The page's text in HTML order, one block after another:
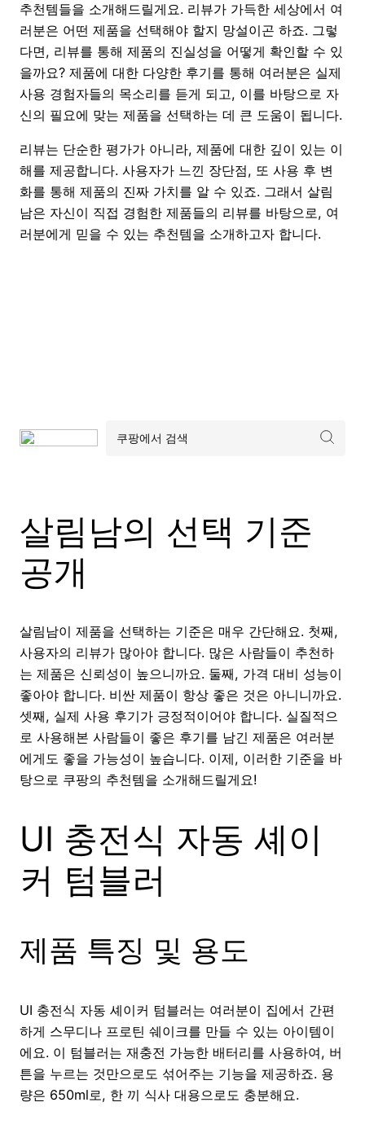
추천템들을 소개해드릴게요. 리뷰가 가득한 세상에서 여
러분은 어떤 제품을 선택해야 할지 망설이곤 하죠. 그렇
다면, 리뷰를 통해 제품의 진실성을 어떻게 확인할 수 있
을까요? 제품에 대한 다양한 후기를 통해 여러분은 실제
사용 경험자들의 목소리를 듣게 되고, 이를 바탕으로 자
신의 필요에 맞는 제품을 선택하는 데 큰 도움이 됩니다.
리뷰는 단순한 평가가 아니라, 제품에 대한 깊이 있는 이
해를 제공합니다. 사용자가 느낀 장단점, 또 사용 후 변
화를 통해 제품의 진짜 가치를 알 수 있죠. 그래서 살림
남은 자신이 직접 경험한 제품들의 리뷰를 바탕으로, 여
러분에게 믿을 수 있는 추천템을 소개하고자 합니다.
살림남의 선택 기준
공개
살림남이 제품을 선택하는 기준은 매우 간단해요. 첫째,
사용자의 리뷰가 많아야 합니다. 많은 사람들이 추천하
는 제품은 신뢰성이 높으니까요. 둘째, 가격 대비 성능이
좋아야 합니다. 비싼 제품이 항상 좋은 것은 아니니까요.
셋째, 실제 사용 후기가 긍정적이어야 합니다. 실질적으
로 사용해본 사람들이 좋은 후기를 남긴 제품은 여러분
에게도 좋을 가능성이 높습니다. 이제, 이러한 기준을 바
탕으로 쿠팡의 추천템을 소개해드릴게요!
UI 충전식 자동 셰이
커 텀블러
제품 특징 및 용도
UI 충전식 자동 셰이커 텀블러는 여러분이 집에서 간편
하게 스무디나 프로틴 쉐이크를 만들 수 있는 아이템이
에요. 이 텀블러는 재충전 가능한 배터리를 사용하여, 버
튼을 누르는 것만으로도 섞어주는 기능을 제공하죠. 용
량은 650ml로, 한 끼 식사 대용으로도 충분해요.